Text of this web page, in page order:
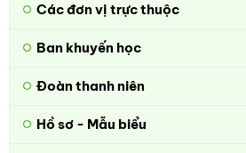
Các đơn vị trực thuộc
Ban khuyến học
Đoàn thanh niên
Hồ sơ - Mẫu biểu